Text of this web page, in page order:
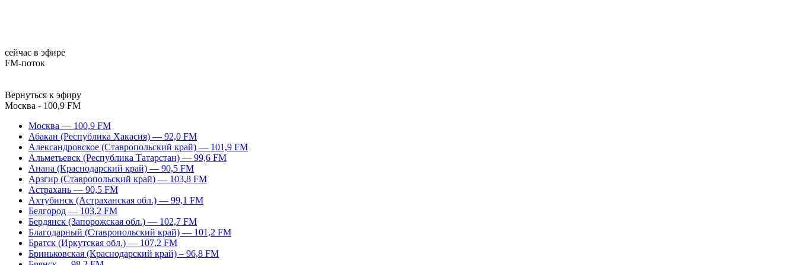
сейчас в эфире
FM-поток
Вернуться к эфиру
Москва - 100,9 FM
Москва — 100,9 FM
Абакан (Республика Хакасия) — 92,0 FM
Александровское (Ставропольский край) — 101,9 FM
Альметьевск (Республика Татарстан) — 99,6 FM
Анапа (Краснодарский край) — 90,5 FM
Арзгир (Ставропольский край) — 103,8 FM
Астрахань — 90,5 FM
Ахтубинск (Астраханская обл.) — 99,1 FM
Белгород — 103,2 FM
Бердянск (Запорожская обл.) — 102,7 FM
Благодарный (Ставропольский край) — 101,2 FM
Братск (Иркутская обл.) — 107,2 FM
Бриньковская (Краснодарский край) – 96,8 FM